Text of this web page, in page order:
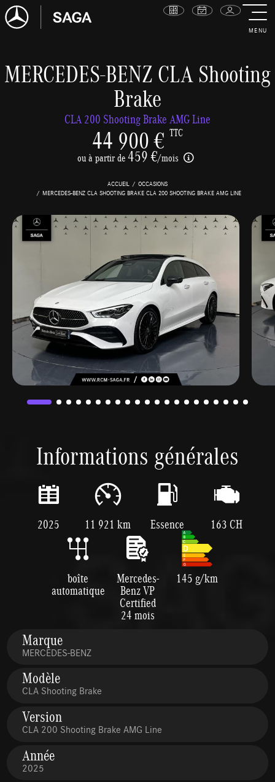
MENU
MERCEDES-BENZ CLA Shooting
Brake
CLA 200 Shooting Brake AMG Line
44 900 € TTC
ou à partir de459 €/mois
ACCUEIL
OCCASIONS
MERCEDES-BENZ CLA SHOOTING BRAKE CLA 200 SHOOTING BRAKE AMG LINE
Informations générales
2025 11 921 km Essence 163 CH
boîte
automatique
Mercedes-
Benz VP
Certified
24 mois
145 g/km
Marque
MERCEDES-BENZ
Modèle
CLA Shooting Brake
Version
CLA 200 Shooting Brake AMG Line
Année
2025